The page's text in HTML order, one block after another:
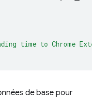
time to Chrome
de base pour